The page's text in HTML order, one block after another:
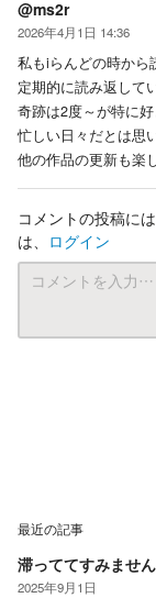
@ms2r
2026年4月1日 14:36
私もiらんどの時から
定期的に読み返して
奇跡は2度～が特に
忙しい日々だとは思
他の作品の更新も楽
コメントの投稿には
は、 ログイン
最近の記事
滞っててすみません
2025年9月1日